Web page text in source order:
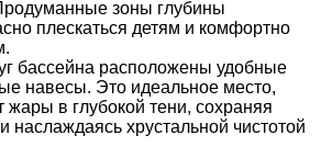
зоны глубины
плескаться детям и комфортно
бассейна расположены удобные
навесы. Это идеальное место,
жары в глубокой тени, сохраняя
наслаждаясь хрустальной чистотой